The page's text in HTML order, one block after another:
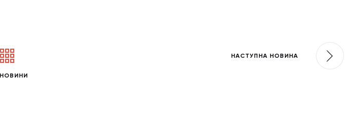
НОВИНИ
НАСТУПНА НОВИНА